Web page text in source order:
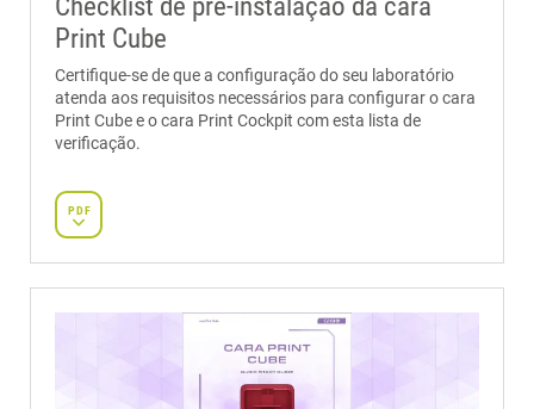
Checklist de pré-instalação da cara
Print Cube
Certifique-se de que a configuração do seu laboratório
atenda aos requisitos necessários para configurar o cara
Print Cube e o cara Print Cockpit com esta lista de
verificação.
PDF